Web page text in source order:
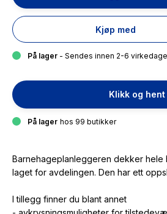
Kjøp med
På lager - Sendes innen 2-6
Klikk og hent
På lager hos 99 butikker
Barnehageplanleggeren dekker hele
laget for avdelingen. Den har ett
I tillegg finner du blant annet